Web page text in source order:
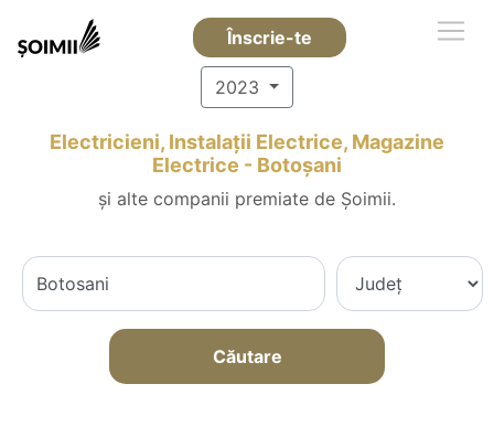
Înscrie-te
2023
Electricieni, Instalații Electrice, Magazine
Electrice - Botoşani
și alte companii premiate de Șoimii.
Căutare